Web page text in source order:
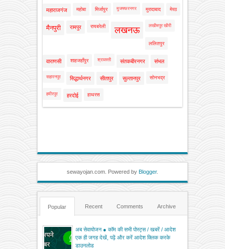
महाराजगंज महोबा मिर्जापुर मुजफ्फरनगर मुरादाबाद मेरठ
मैनपुरी रामपुर रायबरेली लखनऊ लखीमपुर खीरी
ललितपुर
वाराणसी शाहजहाँपुर श्रावस्ती संतकबीरनगर संभल
सहारनपुर सिद्धार्थनगर सीतापुर सुल्तानपुर सोनभद्र
हमीरपुर हरदोई हाथरस
sewayojan.com. Powered by Blogger.
Popular Recent Comments Archive
अब सेवायोजन ● कॉम की सभी पोस्ट्स / खबरें / आदेश
एक ही जगह देखें, पढ़ें और करें आदेश क्लिक करके
डाउनलोड